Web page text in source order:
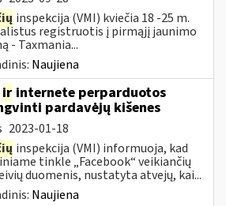
inspekcija (VMI) kviečia 18 -25 m.
registruotis į pirmąjį jaunimo
- Taxmania...
Naujiena
ir internete perparduotos
pardavėjų kišenes
2023-01-18
inspekcija (VMI) informuoja, kad
tinkle „Facebook“ veikiančių
duomenis, nustatyta atvejų, kai...
Naujiena